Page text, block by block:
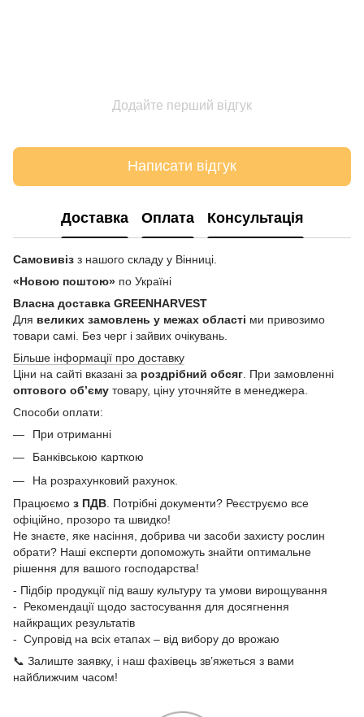
Додайте перший відгук
Написати відгук
Доставка Оплата Консультація
Самовивіз з нашого складу у Вінниці.
«Новою поштою» по Україні
Власна доставка GREENHARVEST
Для великих замовлень у межах області ми привозимо
товари самі. Без черг і зайвих очікувань.
Більше інформації про доставку
Ціни на сайті вказані за роздрібний обсяг . При замовленні
оптового об’єму товару, ціну уточняйте в менеджера.
Способи оплати:
При отриманні
Банківською карткою
На розрахунковий рахунок.
Працюємо з ПДВ . Потрібні документи? Реєструємо все
офіційно, прозоро та швидко!
Не знаєте, яке насіння, добрива чи засоби захисту рослин
обрати? Наші експерти допоможуть знайти оптимальне
рішення для вашого господарства!
- Підбір продукції під вашу культуру та умови вирощування
- Рекомендації щодо застосування для досягнення
найкращих результатів
- Супровід на всіх етапах – від вибору до врожаю
📞 Залиште заявку, і наш фахівець зв’яжеться з вами
найближчим часом!